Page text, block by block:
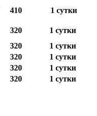
410
1 сутки
320
1 сутки
320
1 сутки
320
1 сутки
320
1 сутки
320 1 сутки